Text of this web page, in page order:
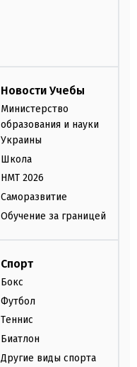
Новости Учебы
Министерство
образования и науки
Украины
Школа
НМТ 2026
Саморазвитие
Обучение за границей
Спорт
Бокс
Футбол
Теннис
Биатлон
Другие виды спорта